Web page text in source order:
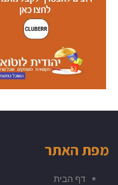
מפת האתר
דף הבית